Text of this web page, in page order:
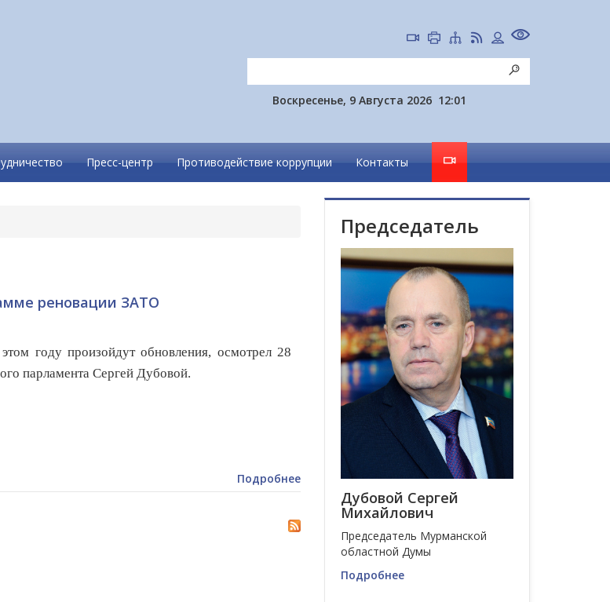
Воскресенье, 9 Августа 2026 12:01
Пресс-центр Противодействие коррупции Контакты
реновации ЗАТО
году произойдут обновления, осмотрел 28
парламента Сергей Дубовой.
Подробнее
Председатель
Дубовой Сергей
Михайлович
Председатель Мурманской
областной Думы
Подробнее